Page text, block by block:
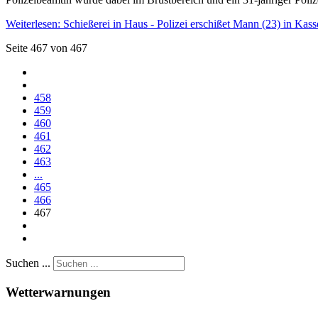
Weiterlesen: Schießerei in Haus - Polizei erschißet Mann (23) in
Seite 467 von 467
458
459
460
461
462
463
...
465
466
467
Suchen ...
Wetterwarnungen